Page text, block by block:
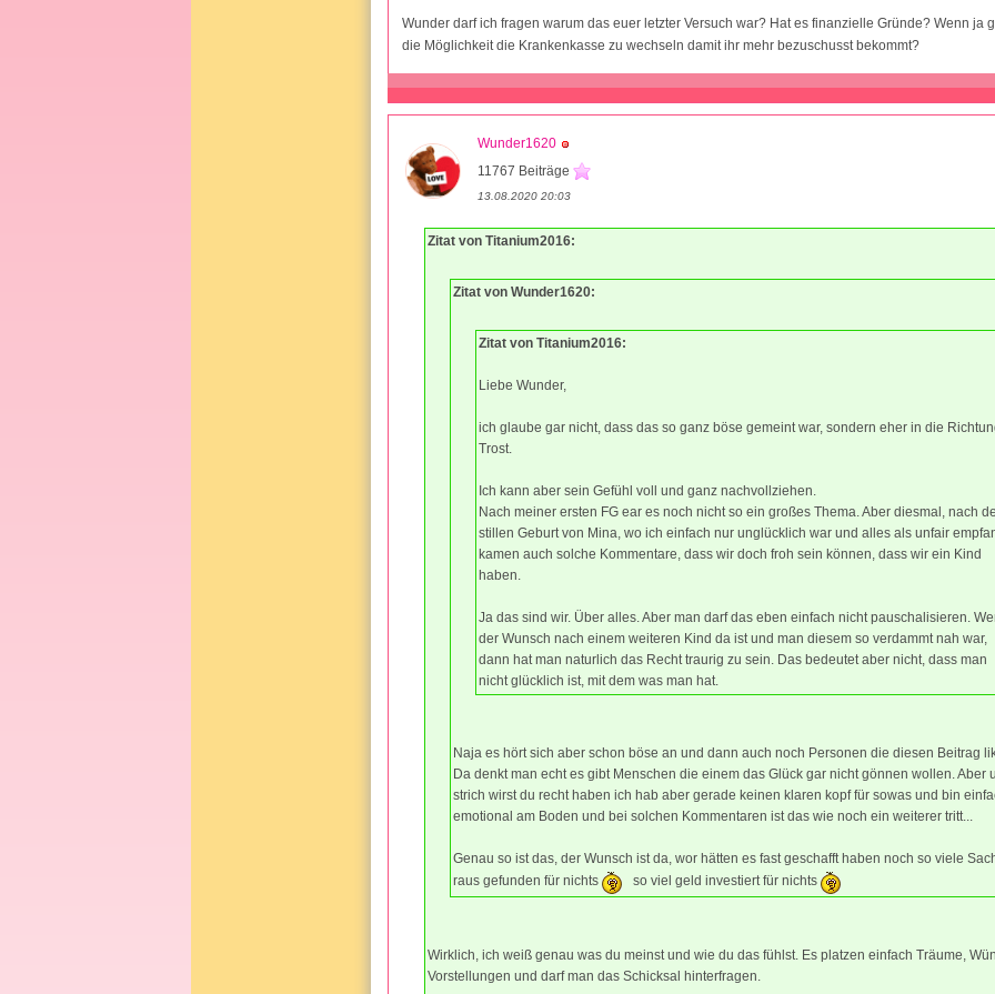
Wunder darf ich fragen warum das euer letzter Versuch war? Hat es finanzielle Gründe? Wenn ja
die Möglichkeit die Krankenkasse zu wechseln damit ihr mehr bezuschusst bekommt?
Wunder1620
11767 Beiträge
13.08.2020 20:03
Zitat von Titanium2016:
Zitat von Wunder1620:
Zitat von Titanium2016:
Liebe Wunder,
ich glaube gar nicht, dass das so ganz böse gemeint war, sondern eher in die
Trost.
Ich kann aber sein Gefühl voll und ganz nachvollziehen.
Nach meiner ersten FG ear es noch nicht so ein großes Thema. Aber diesmal, nach
stillen Geburt von Mina, wo ich einfach nur unglücklich war und alles als unfair
kamen auch solche Kommentare, dass wir doch froh sein können, dass wir ein Kind
haben.
Ja das sind wir. Über alles. Aber man darf das eben einfach nicht pauschalisieren.
der Wunsch nach einem weiteren Kind da ist und man diesem so verdammt nah war,
dann hat man naturlich das Recht traurig zu sein. Das bedeutet aber nicht, dass man
nicht glücklich ist, mit dem was man hat.
Naja es hört sich aber schon böse an und dann auch noch Personen die diesen Beitrag
Da denkt man echt es gibt Menschen die einem das Glück gar nicht gönnen wollen. Aber
strich wirst du recht haben ich hab aber gerade keinen klaren kopf für sowas und bin
emotional am Boden und bei solchen Kommentaren ist das wie noch ein weiterer tritt...
Genau so ist das, der Wunsch ist da, wor hätten es fast geschafft haben noch so viele
raus gefunden für nichts
so viel geld investiert für nichts
Wirklich, ich weiß genau was du meinst und wie du das fühlst. Es platzen einfach Träume,
Vorstellungen und darf man das Schicksal hinterfragen.